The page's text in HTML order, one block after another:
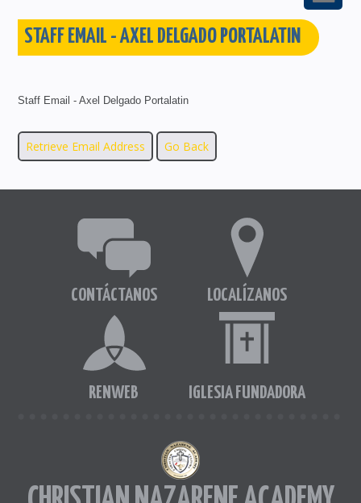
STAFF EMAIL - AXEL DELGADO PORTALATIN
Staff Email - Axel Delgado Portalatin
CONTÁCTANOS LOCALÍZANOS
RENWEB IGLESIA FUNDADORA